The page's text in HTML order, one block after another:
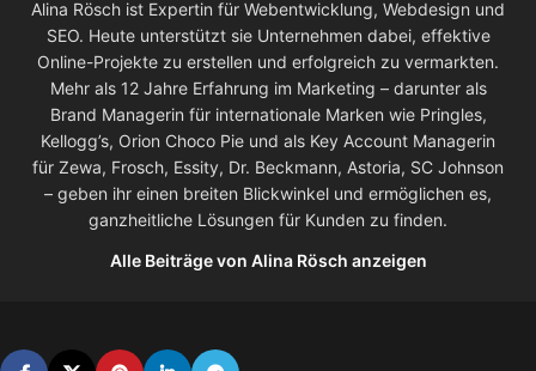
Alina Rösch ist Expertin für Webentwicklung, Webdesign und
SEO. Heute unterstützt sie Unternehmen dabei, effektive
Online-Projekte zu erstellen und erfolgreich zu vermarkten.
Mehr als 12 Jahre Erfahrung im Marketing – darunter als
Brand Managerin für internationale Marken wie Pringles,
Kellogg’s, Orion Choco Pie und als Key Account Managerin
für Zewa, Frosch, Essity, Dr. Beckmann, Astoria, SC Johnson
– geben ihr einen breiten Blickwinkel und ermöglichen es,
ganzheitliche Lösungen für Kunden zu finden.
Alle Beiträge von Alina Rösch anzeigen